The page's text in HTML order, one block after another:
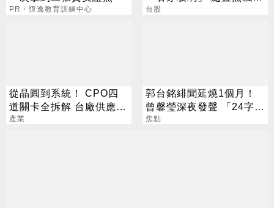
PR・恆逸教育訓練中心
漲停
台股
從晶圓到系統！ CPO四
道關卡全拆解 台廠供應鏈
陣容曝光
產業
郭台銘緋聞延燒1個月！
曾馨瑩深夜發聲 「24字」
吐盡最心繫的事
焦點